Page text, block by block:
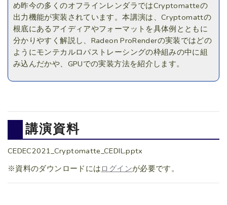
め昨今の多くのオフラインレンダラではCryptomatteの
出力機能が実装されています。本講演は、Cryptomattの
根底にあるアイディアやフォーマットを具体例とともに
分かりやすく解説し、Radeon ProRenderの実装ではどの
ようにモンテカルロパストレーシングの枠組みの中に組
み込んだかや、GPUでの実装方法を紹介します。
講演資料
CEDEC2021_Cryptomatte_CEDIL.pptx
※資料のダウンロードには ログインが必要です。